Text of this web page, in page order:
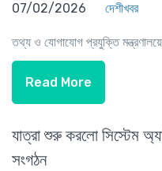
07/02/2026 দেশীখবর
তথ্য ও যোগাযোগ প্রযুক্তি
Read More
যাত্রা শুরু করলো সিস্টেম
সংগঠন